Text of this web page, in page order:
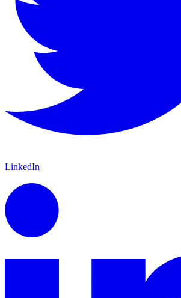
LinkedIn